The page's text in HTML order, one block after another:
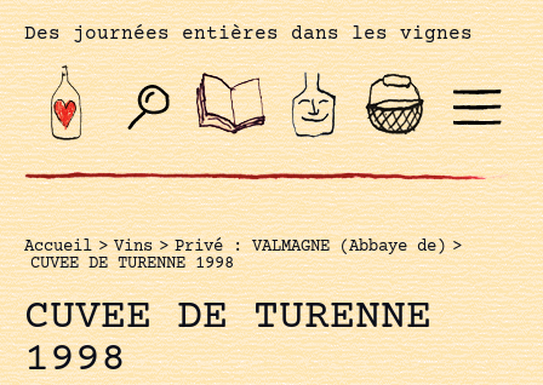
Des journées entières dans les vignes
Accueil > Vins > Privé : VALMAGNE (Abbaye de) >
CUVEE DE TURENNE 1998
CUVEE DE TURENNE
1998